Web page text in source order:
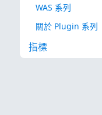
WAS 系列
關於 Plugin 系列
指標